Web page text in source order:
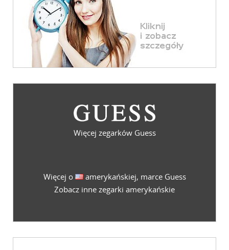
Więcej zegarków Guess
Więcej o
amerykańskiej, marce Guess
Zobacz inne zegarki amerykańskie